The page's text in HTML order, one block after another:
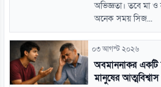
অভিজ্ঞতা। তবে মা ও
অনেক সময় সিজ...
০৩ আগস্ট ২০২৬
অবমাননাকর একটি
মানুষের আত্মবিশ্বাস